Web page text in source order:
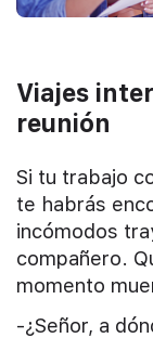
Viajes
reunión
Si tu trabajo
te habrás
incómodos
compañero.
momento
-¿Señor, a